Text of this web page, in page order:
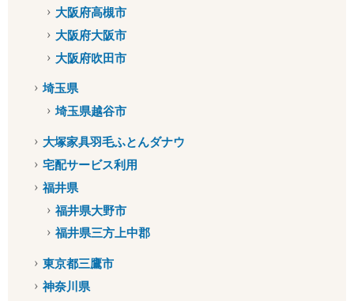
大阪府高槻市
大阪府大阪市
大阪府吹田市
埼玉県
埼玉県越谷市
大塚家具羽毛ふとんダナウ
宅配サービス利用
福井県
福井県大野市
福井県三方上中郡
東京都三鷹市
神奈川県